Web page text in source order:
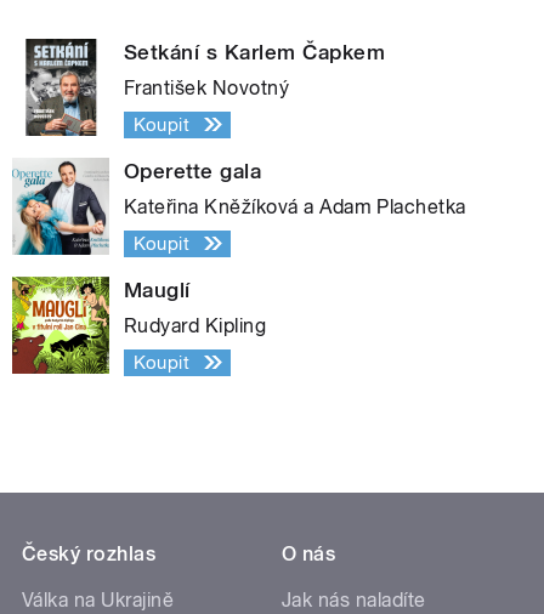
Setkání s Karlem Čapkem
František Novotný
Koupit
Operette gala
Kateřina Kněžíková a Adam Plachetka
Koupit
Mauglí
Rudyard Kipling
Koupit
Český rozhlas
Válka na Ukrajině
O nás
Jak nás naladíte